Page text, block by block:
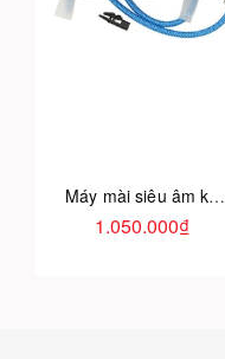
Máy mài siêu âm khí nén
1.050.000₫